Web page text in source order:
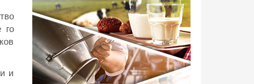
го
и